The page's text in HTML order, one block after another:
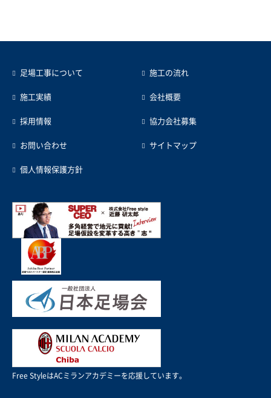
足場工事について 施工の流れ
施工実績 会社概要
採用情報 協力会社募集
お問い合わせ サイトマップ
個人情報保護方針
Free StyleはACミランアカデミーを応援しています。